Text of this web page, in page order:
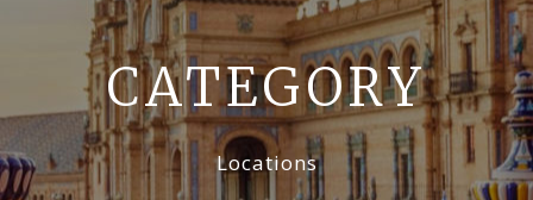
CATEGORY
Locations